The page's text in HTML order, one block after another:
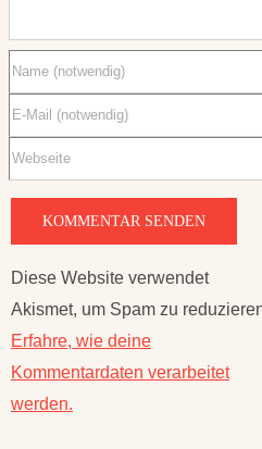
Diese Website verwendet
Akismet, um Spam zu reduzieren.
Erfahre, wie deine
Kommentardaten verarbeitet
werden.